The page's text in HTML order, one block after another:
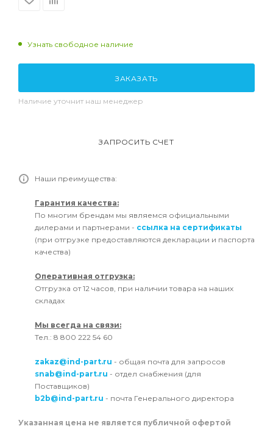
Узнать свободное наличие
ЗАКАЗАТЬ
Наличие уточнит наш менеджер
ЗАПРОСИТЬ СЧЕТ
Наши преимущества:
Гарантия качества:
По многим брендам мы являемся официальными
дилерами и партнерами - ссылка на сертификаты
(при отгрузке предоставляются декларации и паспорта
качества)
Оперативная отгрузка:
Отгрузка от 12 часов, при наличии товара на наших
складах
Мы всегда на связи:
Тел.: 8 800 222 54 60
zakaz@ind-part.ru - общая почта для запросов
snab@ind-part.ru - отдел снабжения (для
Поставщиков)
b2b@ind-part.ru - почта Генерального директора
Указанная цена не является публичной офертой